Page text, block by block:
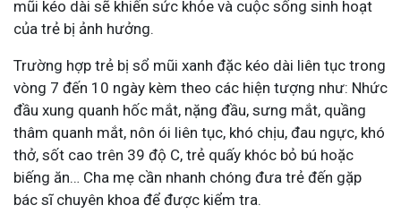
mũi kéo dài sẽ khiến sức khỏe và cuộc sống sinh hoạt
của trẻ bị ảnh hưởng.
Trường hợp trẻ bị sổ mũi xanh đặc kéo dài liên tục trong
vòng 7 đến 10 ngày kèm theo các hiện tượng như: Nhức
đầu xung quanh hốc mắt, nặng đầu, sưng mắt, quầng
thâm quanh mắt, nôn ói liên tục, khó chịu, đau ngực, khó
thở, sốt cao trên 39 độ C, trẻ quấy khóc bỏ bú hoặc
biếng ăn… Cha mẹ cần nhanh chóng đưa trẻ đến gặp
bác sĩ chuyên khoa để được kiểm tra.